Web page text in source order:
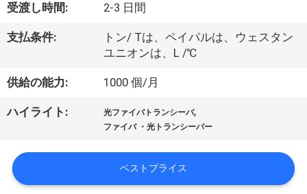
に
つ
い
工
受渡し時間: 2-3 日間
支払条件:
トン/ Tは、ペイパルは、ウェスタン
ユニオンは、L /℃
供給の能力: 1000 個/月
ハイライト: 光ファイバトランシーバ,
ファイバ ・光トランシーバー
ベストプライス